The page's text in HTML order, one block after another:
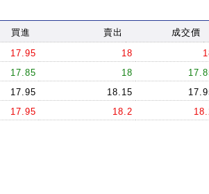
買進 賣出
成交價
17.95 18
17.85 18
17.95 18.15
17.95 18.2